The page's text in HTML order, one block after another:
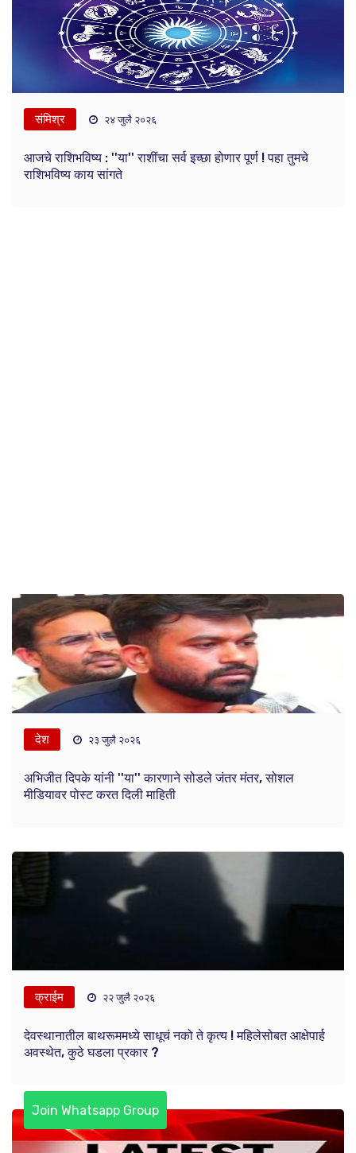
संमिश्र २४ जुलै २०२६
आजचे राशिभविष्य : ''या'' राशींचा सर्व इच्छा होणार पूर्ण ! पहा तुमचे
राशिभविष्य काय सांगते
देश २३ जुलै २०२६
अभिजीत दिपके यांनी ''या'' कारणाने सोडले जंतर मंतर, सोशल
मीडियावर पोस्ट करत दिली माहिती
क्राईम २२ जुलै २०२६
देवस्थानातील बाथरूममध्ये साधूचं नको ते कृत्य ! महिलेसोबत आक्षेपार्ह
अवस्थेत, कुठे घडला प्रकार ?
Join Whatsapp Group